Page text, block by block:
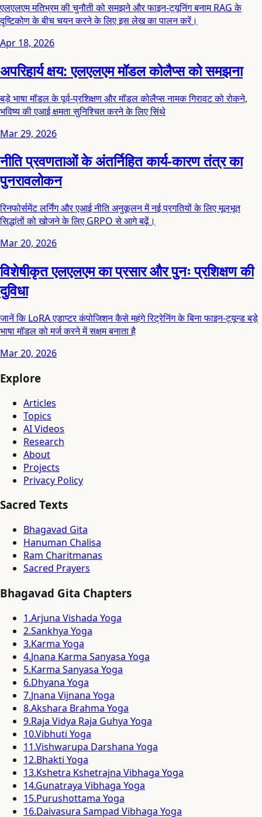
एलएलएम मतिभ्रम की चुनौती को समझने और फाइन-ट्यूनिंग बनाम RAG के
दृष्टिकोण के बीच चयन करने के लिए इस लेख का पालन करें।
Apr 18, 2026
अपरिहार्य क्षय: एलएलएम मॉडल कोलैप्स को समझना
बड़े भाषा मॉडल के पूर्व-प्रशिक्षण और मॉडल कोलैप्स नामक गिरावट को रोकने,
भविष्य की एआई क्षमता सुनिश्चित करने के लिए सिंथे
Mar 29, 2026
नीति प्रवणताओं के अंतर्निहित कार्य-कारण तंत्र का
पुनरावलोकन
रिनफोर्समेंट लर्निंग और एआई नीति अनुकूलन में नई प्रगतियों के लिए मूलभूत
सिद्धांतों को खोजने के लिए GRPO से आगे बढ़ें।
Mar 20, 2026
विशेषीकृत एलएलएम का प्रसार और पुनः प्रशिक्षण की
दुविधा
जानें कि LoRA एडाप्टर कंपोजिशन कैसे महंगे रिट्रेनिंग के बिना फाइन-ट्यून्ड बड़े
भाषा मॉडल को मर्ज करने में सक्षम बनाता है
Mar 20, 2026
Explore
Articles
Topics
AI Videos
Research
About
Projects
Privacy Policy
Sacred Texts
Bhagavad Gita
Hanuman Chalisa
Ram Charitmanas
Sacred Prayers
Bhagavad Gita Chapters
1.Arjuna Vishada Yoga
2.Sankhya Yoga
3.Karma Yoga
4.Jnana Karma Sanyasa Yoga
5.Karma Sanyasa Yoga
6.Dhyana Yoga
7.Jnana Vijnana Yoga
8.Akshara Brahma Yoga
9.Raja Vidya Raja Guhya Yoga
10.Vibhuti Yoga
11.Vishwarupa Darshana Yoga
12.Bhakti Yoga
13.Kshetra Kshetrajna Vibhaga Yoga
14.Gunatraya Vibhaga Yoga
15.Purushottama Yoga
16.Daivasura Sampad Vibhaga Yoga